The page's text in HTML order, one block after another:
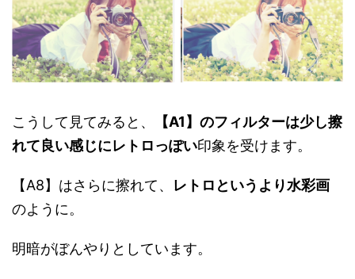
こうして見てみると、
【A1】のフィルターは少し擦
れて良い感じにレトロっぽい印象を受けます。
【A8】はさらに擦れて、 レトロというより水彩画
のように。
明暗がぼんやりとしています。